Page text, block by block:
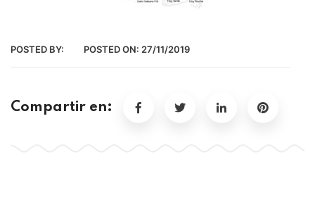
POSTED BY: POSTED ON: 27/11/2019
Compartir en: